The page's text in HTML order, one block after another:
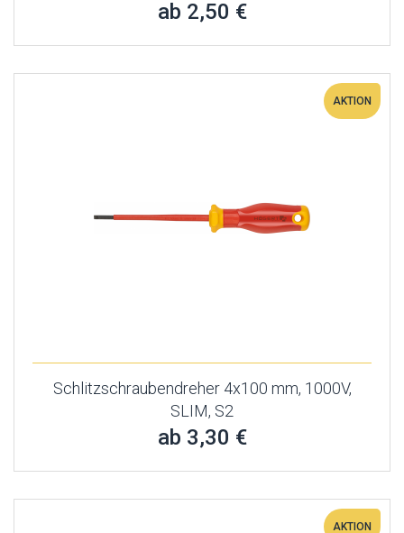
ab 2,50 €
AKTION
Schlitzschraubendreher 4x100 mm, 1000V,
SLIM, S2
ab 3,30 €
AKTION